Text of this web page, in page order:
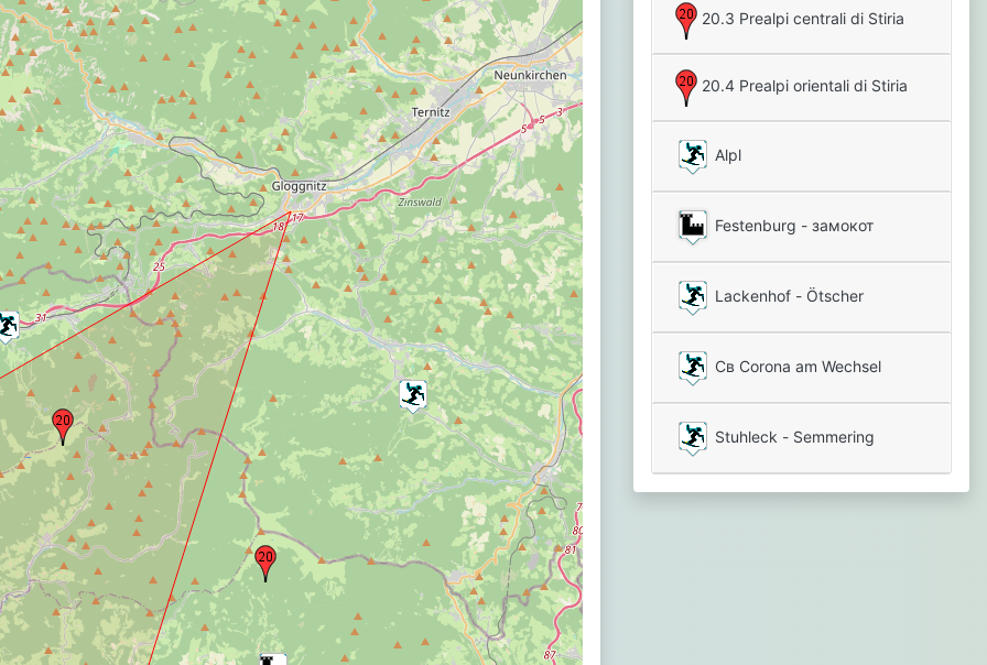
20.3 Prealpi centrali di Stiria
20.4 Prealpi orientali di Stiria
Alpl
Festenburg - замокот
Lackenhof - Ötscher
Св Corona am Wechsel
Stuhleck - Semmering